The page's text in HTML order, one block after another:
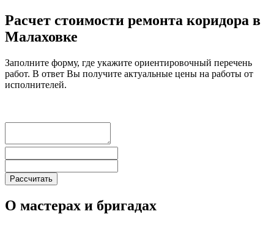
Расчет стоимости ремонта коридора в
Малаховке
Заполните форму, где укажите ориентировочный перечень
работ. В ответ Вы получите актуальные цены на работы от
исполнителей.
О мастерах и бригадах